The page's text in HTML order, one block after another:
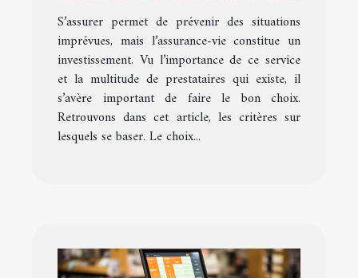
S’assurer permet de prévenir des situations
imprévues, mais l’assurance-vie constitue un
investissement. Vu l’importance de ce service
et la multitude de prestataires qui existe, il
s’avère important de faire le bon choix.
Retrouvons dans cet article, les critères sur
lesquels se baser. Le choix...